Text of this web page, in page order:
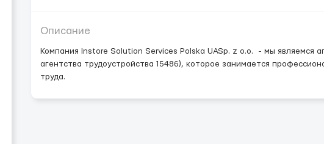
Описание
Компания Instore Solution Services Polska UASp. z o.o. - мы являемся
агентства трудоустройства 15486), которое занимается
труда.